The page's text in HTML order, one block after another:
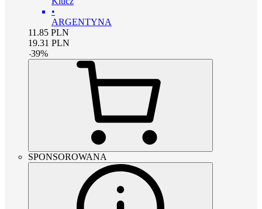
•
ARGENTYNA
11.85 PLN
19.31 PLN
-39%
SPONSOROWANA